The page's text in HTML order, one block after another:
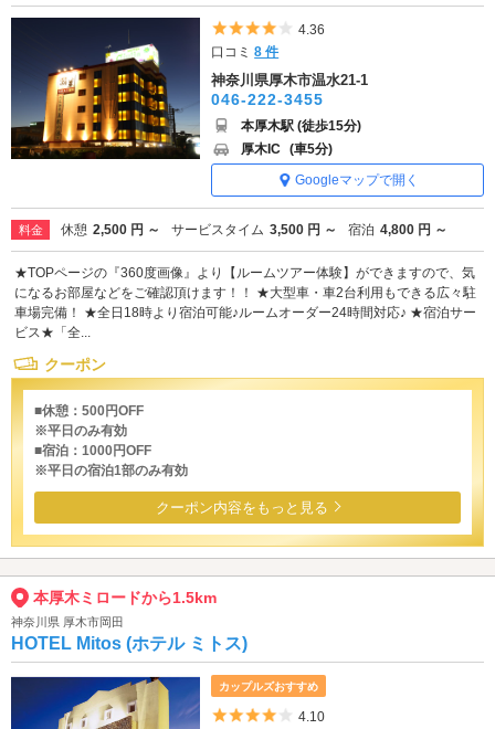
5つ星のうち4
4.36
口コミ8 件
神奈川県厚木市温水21-1
046-222-3455
本厚木駅 (徒歩15分)
厚木IC (車5分)
Googleマップで開く
料金 休憩 2,500 円 ～ サービスタイム 3,500 円 ～ 宿泊 4,800 円 ～
★TOPページの『360度画像』より【ルームツアー体験】ができますので、気
になるお部屋などをご確認頂けます！！ ★大型車・車2台利用もできる広々駐
車場完備！ ★全日18時より宿泊可能♪ルームオーダー24時間対応♪ ★宿泊サー
ビス★「全...
クーポン
■休憩：500円OFF
※平日のみ有効
■宿泊：1000円OFF
※平日の宿泊1部のみ有効
クーポン内容をもっと見る
本厚木ミロードから1.5km
神奈川県 厚木市岡田
HOTEL Mitos (ホテル ミトス)
カップルズおすすめ
5つ星のうち4
4.10